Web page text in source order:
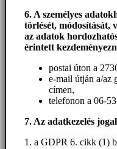
6. A személyes
törlését, módosítását,
az adatok
érintett
postai úton a
e-mail útján a/az
címen,
telefonon a 06-
7. Az adatkezelés
1. a GDPR 6. cikk (1)